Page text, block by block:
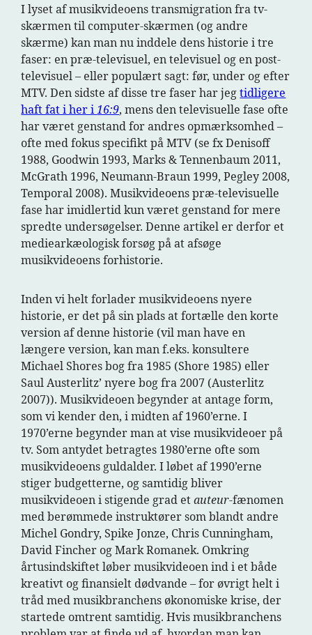
I lyset af musikvideoens transmigration fra tv-
skærmen til computer-skærmen (og andre
skærme) kan man nu inddele dens historie i tre
faser: en præ-televisuel, en televisuel og en post-
televisuel – eller populært sagt: før, under og efter
MTV. Den sidste af disse tre faser har jegtidligere
haft fat i her i16:9, mens den televisuelle fase ofte
har været genstand for andres opmærksomhed –
ofte med fokus specifikt på MTV (se fx Denisoff
1988, Goodwin 1993, Marks & Tennenbaum 2011,
McGrath 1996, Neumann-Braun 1999, Pegley 2008,
Temporal 2008). Musikvideoens præ-televisuelle
fase har imidlertid kun været genstand for mere
spredte undersøgelser. Denne artikel er derfor et
mediearkæologisk forsøg på at afsøge
musikvideoens forhistorie.
Inden vi helt forlader musikvideoens nyere
historie, er det på sin plads at fortælle den korte
version af denne historie (vil man have en
længere version, kan man f.eks. konsultere
Michael Shores bog fra 1985 (Shore 1985) eller
Saul Austerlitz’ nyere bog fra 2007 (Austerlitz
2007)). Musikvideoen begynder at antage form,
som vi kender den, i midten af 1960’erne. I
1970’erne begynder man at vise musikvideoer på
tv. Som antydet betragtes 1980’erne ofte som
musikvideoens guldalder. I løbet af 1990’erne
stiger budgetterne, og samtidig bliver
musikvideoen i stigende grad etauteur-fænomen
med berømmede instruktører som blandt andre
Michel Gondry, Spike Jonze, Chris Cunningham,
David Fincher og Mark Romanek. Omkring
årtusindskiftet løber musikvideoen ind i et både
kreativt og finansielt dødvande – for øvrigt helt i
tråd med musikbranchens økonomiske krise, der
startede omtrent samtidig. Hvis musikbranchens